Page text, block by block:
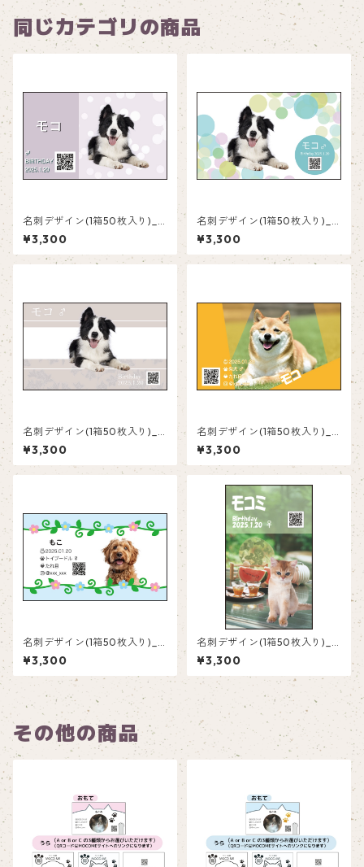
同じカテゴリの商品
名刺デザイン(1箱50枚入り)_
水玉_PD002
¥3,300
名刺デザイン(1箱50枚入り)_
水玉_PD001
¥3,300
名刺デザイン(1箱50枚入り)_
花_F001
¥3,300
名刺デザイン(1箱50枚入り)_
オレンジ横_R002
¥3,300
名刺デザイン(1箱50枚入り)_
花_F003
¥3,300
名刺デザイン(1箱50枚入り)_
夏_SM001
¥3,300
その他の商品